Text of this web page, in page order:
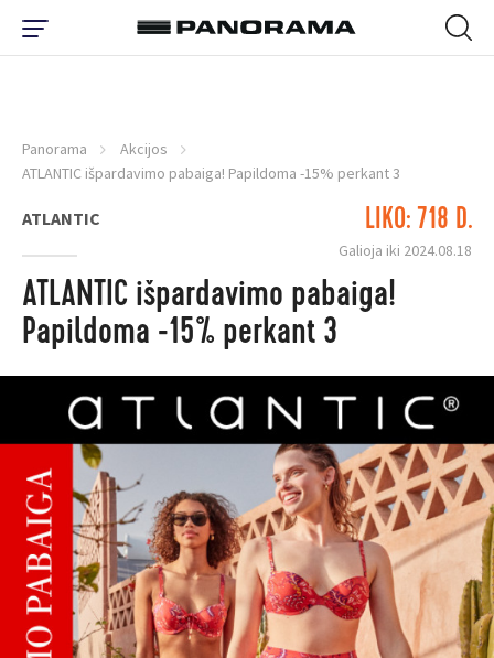
Panorama
Akcijos
ATLANTIC išpardavimo pabaiga! Papildoma -15% perkant 3
ATLANTIC LIKO: 718 D.
Galioja iki 2024.08.18
ATLANTIC išpardavimo pabaiga!
Papildoma -15% perkant 3